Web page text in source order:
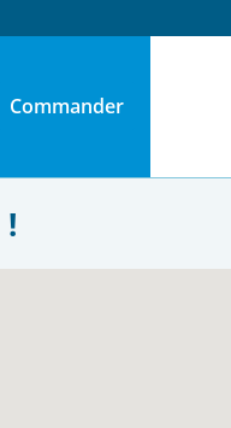
Commander